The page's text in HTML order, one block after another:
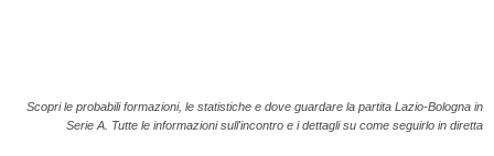
Scopri le probabili formazioni, le statistiche e dove guardare la partita Lazio-Bologna in
Serie A. Tutte le informazioni sull'incontro e i dettagli su come seguirlo in diretta